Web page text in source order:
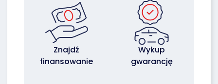
Znajdź
finansowanie
Wykup
gwarancję